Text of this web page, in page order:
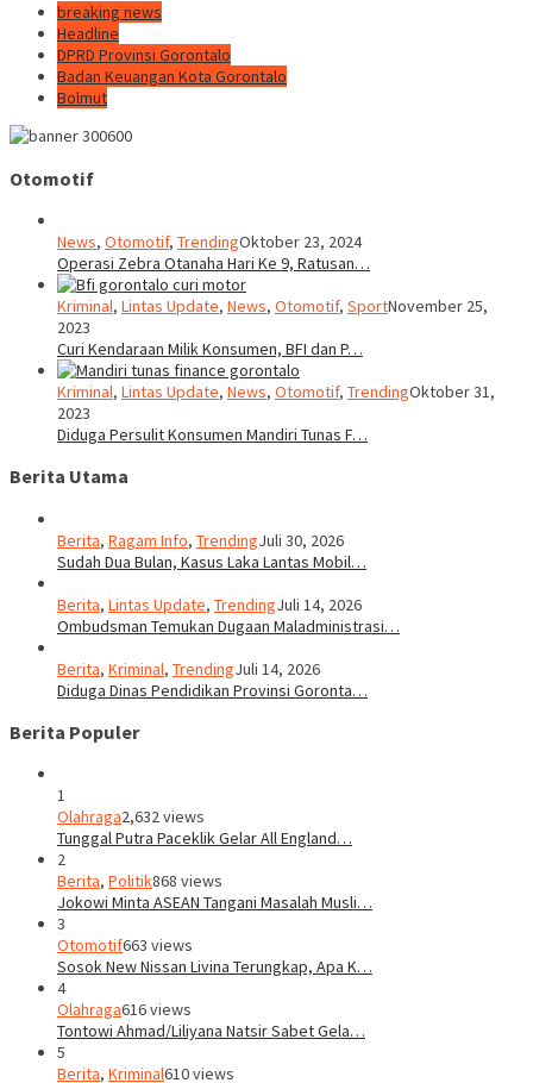
breaking news
Headline
DPRD Provinsi Gorontalo
Badan Keuangan Kota Gorontalo
Bolmut
Otomotif
News, Otomotif, TrendingOktober 23, 2024
Operasi Zebra Otanaha Hari Ke 9, Ratusan…
Kriminal, Lintas Update, News, Otomotif, SportNovember 25,
2023
Curi Kendaraan Milik Konsumen, BFI dan P…
Kriminal, Lintas Update, News, Otomotif, TrendingOktober 31,
2023
Diduga Persulit Konsumen Mandiri Tunas F…
Berita Utama
Berita, Ragam Info, TrendingJuli 30, 2026
Sudah Dua Bulan, Kasus Laka Lantas Mobil…
Berita, Lintas Update, TrendingJuli 14, 2026
Ombudsman Temukan Dugaan Maladministrasi…
Berita, Kriminal, TrendingJuli 14, 2026
Diduga Dinas Pendidikan Provinsi Goronta…
Berita Populer
1
Olahraga2,632 views
Tunggal Putra Paceklik Gelar All England…
2
Berita, Politik868 views
Jokowi Minta ASEAN Tangani Masalah Musli…
3
Otomotif663 views
Sosok New Nissan Livina Terungkap, Apa K…
4
Olahraga616 views
Tontowi Ahmad/Liliyana Natsir Sabet Gela…
5
Berita, Kriminal610 views